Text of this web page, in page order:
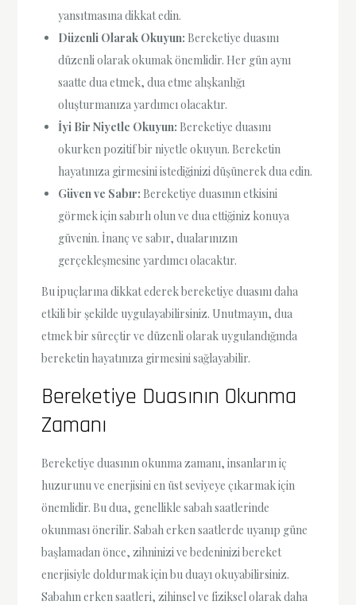
yansıtmasına dikkat edin.
Düzenli Olarak Okuyun: Bereketiye duasını
düzenli olarak okumak önemlidir. Her gün aynı
saatte dua etmek, dua etme alışkanlığı
oluşturmanıza yardımcı olacaktır.
İyi Bir Niyetle Okuyun: Bereketiye duasını
okurken pozitif bir niyetle okuyun. Bereketin
hayatınıza girmesini istediğinizi düşünerek dua edin.
Güven ve Sabır: Bereketiye duasının etkisini
görmek için sabırlı olun ve dua ettiğiniz konuya
güvenin. İnanç ve sabır, dualarınızın
gerçekleşmesine yardımcı olacaktır.
Bu ipuçlarına dikkat ederek bereketiye duasını daha
etkili bir şekilde uygulayabilirsiniz. Unutmayın, dua
etmek bir süreçtir ve düzenli olarak uygulandığında
bereketin hayatınıza girmesini sağlayabilir.
Bereketiye Duasının Okunma
Zamanı
Bereketiye duasının okunma zamanı, insanların iç
huzurunu ve enerjisini en üst seviyeye çıkarmak için
önemlidir. Bu dua, genellikle sabah saatlerinde
okunması önerilir. Sabah erken saatlerde uyanıp güne
başlamadan önce, zihninizi ve bedeninizi bereket
enerjisiyle doldurmak için bu duayı okuyabilirsiniz.
Sabahın erken saatleri, zihinsel ve fiziksel olarak daha